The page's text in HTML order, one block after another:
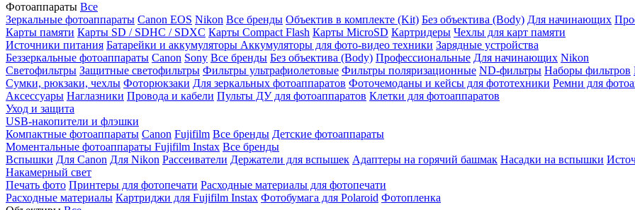
Фотоаппараты Все
Зеркальные фотоаппараты Canon EOS Nikon Все бренды Объектив в комплекте (Kit) Без объектива (Body) Для начинающих
Карты памяти Карты SD / SDHC / SDXC Карты Compact Flash Карты MicroSD Картридеры Чехлы для карт памяти
Источники питания Батарейки и аккумуляторы Аккумуляторы для фото-видео техники Зарядные устройства
Беззеркальные фотоаппараты Canon Sony Все бренды Без объектива (Body) Профессиональные Для начинающих Nikon
Светофильтры Защитные светофильтры Фильтры ультрафиолетовые Фильтры поляризационные ND-фильтры Наборы фильтров
Сумки, рюкзаки, чехлы Фоторюкзаки Для зеркальных фотоаппаратов Фоточемоданы и кейсы для фототехники Ремни для
Аксессуары Наглазники Провода и кабели Пульты ДУ для фотоаппаратов Клетки для фотоаппаратов
Уход и защита
USB-накопители и флэшки
Компактные фотоаппараты Canon Fujifilm Все бренды Детские фотоаппараты
Моментальные фотоаппараты Fujifilm Instax Все бренды
Вспышки Для Canon Для Nikon Рассеиватели Держатели для вспышек Адаптеры на горячий башмак Насадки на вспышки
Накамерный свет
Печать фото Принтеры для фотопечати Расходные материалы для фотопечати
Расходные материалы Картриджи для Fujifilm Instax Фотобумага для Polaroid Фотопленка